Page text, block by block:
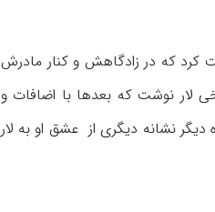
کرد که در زادگاهش و کنار مادرش
لار نوشت که بعدها با اضافات و
نشانه دیگری از عشق او به لار